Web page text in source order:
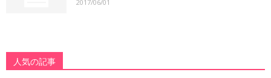
2017/06/01
人気の記事